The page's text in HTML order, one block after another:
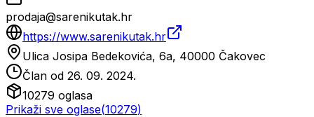
prodaja@sarenikutak.hr
https://www.sarenikutak.hr
Ulica Josipa Bedekovića, 6a, 40000 Čakovec
Član od 26. 09. 2024.
10279 oglasa
Prikaži sve oglase(10279)